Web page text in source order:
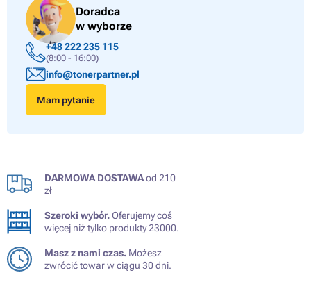
Doradca
w wyborze
+48 222 235 115
(8:00 - 16:00)
info@tonerpartner.pl
Mam pytanie
DARMOWA DOSTAWAod 210
zł
Szeroki wybór.Oferujemy coś
więcej niż tylko produkty 23000.
Masz z nami czas. Możesz
zwrócić towar w ciągu 30 dni.